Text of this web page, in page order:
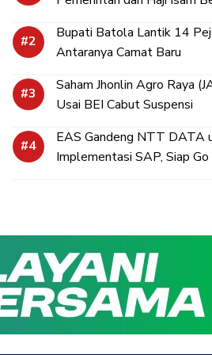
Bupati Batola Lantik 14
Antaranya Camat Baru
Saham Jhonlin Agro Raya
Usai BEI Cabut Suspensi
EAS Gandeng NTT DATA
Implementasi SAP, Siap